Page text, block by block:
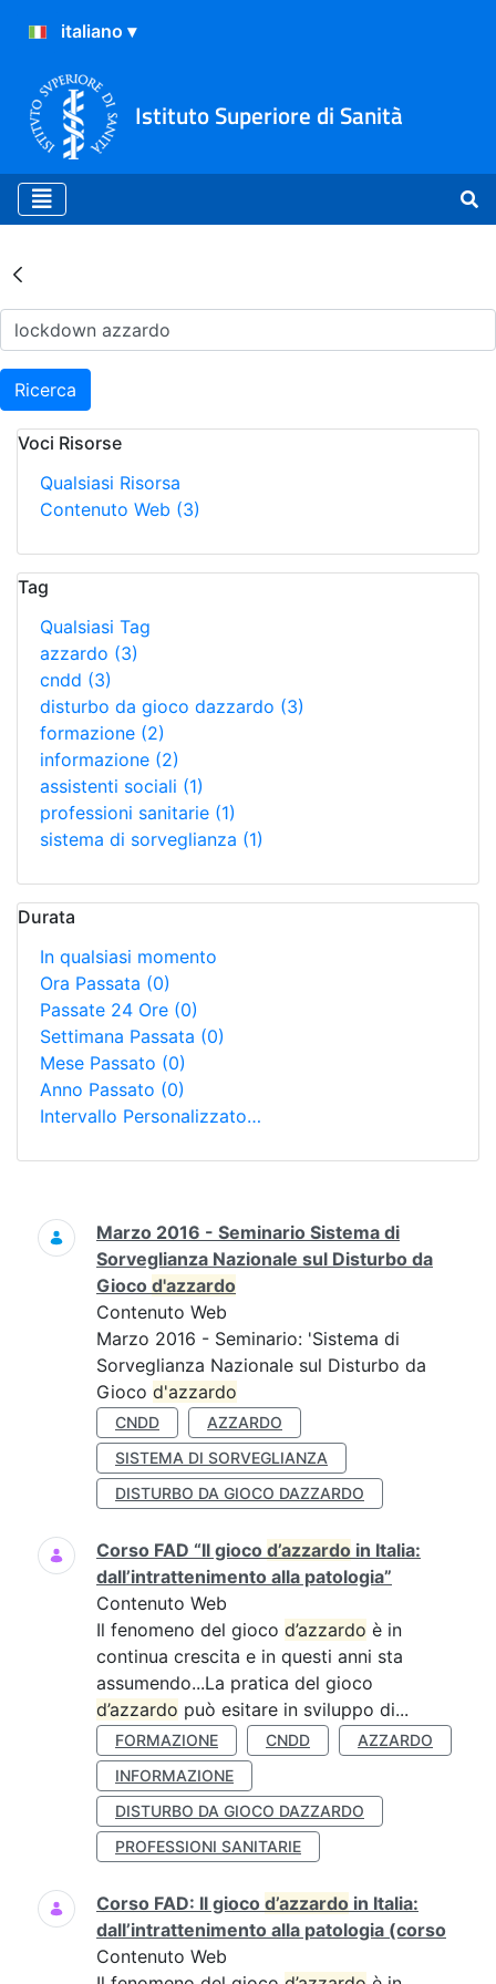
Istituto Superiore di Sanità
Risultati della Ricerca -
Ricerca
Voci Risorse
Qualsiasi Risorsa
Contenuto Web (3)
Tag
Qualsiasi Tag
azzardo (3)
cndd (3)
disturbo da gioco dazzardo (3)
formazione (2)
informazione (2)
assistenti sociali (1)
professioni sanitarie (1)
sistema di sorveglianza (1)
Durata
In qualsiasi momento
Ora Passata (0)
Passate 24 Ore (0)
Settimana Passata (0)
Mese Passato (0)
Anno Passato (0)
Intervallo Personalizzato…
Ricerca
Marzo 2016 - Seminario Sistema di
Sorveglianza Nazionale sul Disturbo da
Gioco d'azzardo
Contenuto Web
Marzo 2016 - Seminario: 'Sistema di
Sorveglianza Nazionale sul Disturbo da
Gioco d'azzardo
CNDD
AZZARDO
SISTEMA DI SORVEGLIANZA
DISTURBO DA GIOCO DAZZARDO
Corso FAD “Il gioco d’azzardo in Italia:
dall’intrattenimento alla patologia”
Contenuto Web
Il fenomeno del gioco d’azzardo è in
continua crescita e in questi anni sta
assumendo...La pratica del gioco
d’azzardo può esitare in sviluppo di...
FORMAZIONE CNDD
AZZARDO
INFORMAZIONE
DISTURBO DA GIOCO DAZZARDO
PROFESSIONI SANITARIE
Corso FAD: Il gioco d’azzardo in Italia:
dall’intrattenimento alla patologia (corso
Contenuto Web